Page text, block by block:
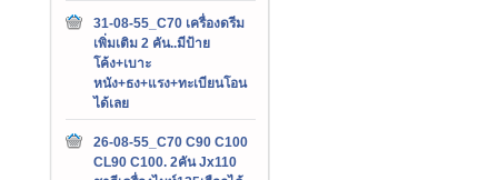
31-08-55_C70 เครื่องดรีม
เพิ่มเติม 2 คัน..มีป้าย
โค้ง+เบาะ
หนัง+ธง+แรง+ทะเบียนโอน
ได้เลย
26-08-55_C70 C90 C100
CL90 C100. 2คัน Jx110